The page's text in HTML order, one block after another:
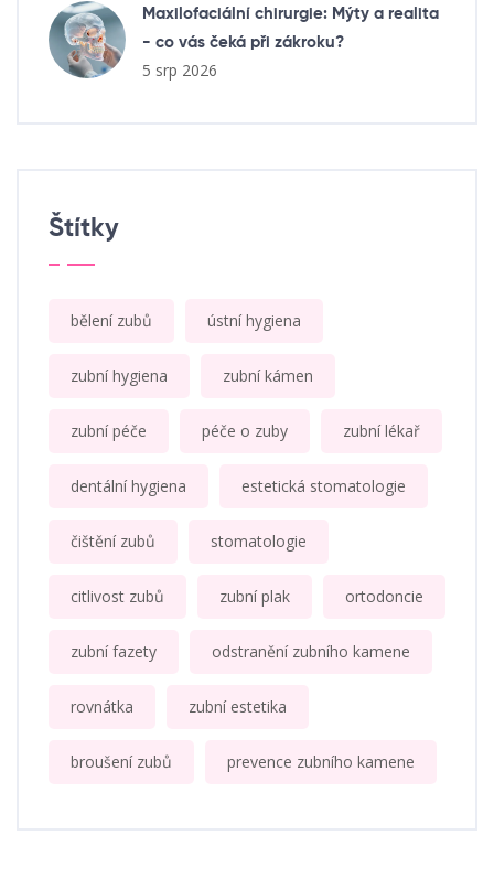
Maxilofaciální chirurgie: Mýty a realita
- co vás čeká při zákroku?
5 srp 2026
Štítky
bělení zubů ústní hygiena
zubní hygiena zubní kámen
zubní péče péče o zuby zubní lékař
dentální hygiena estetická stomatologie
čištění zubů stomatologie
citlivost zubů zubní plak ortodoncie
zubní fazety odstranění zubního kamene
rovnátka zubní estetika
broušení zubů prevence zubního kamene